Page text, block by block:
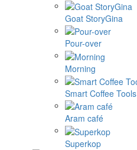
Goat StoryGina
Pour-over
Morning
Smart Coffee Tools
Aram café
Superkop